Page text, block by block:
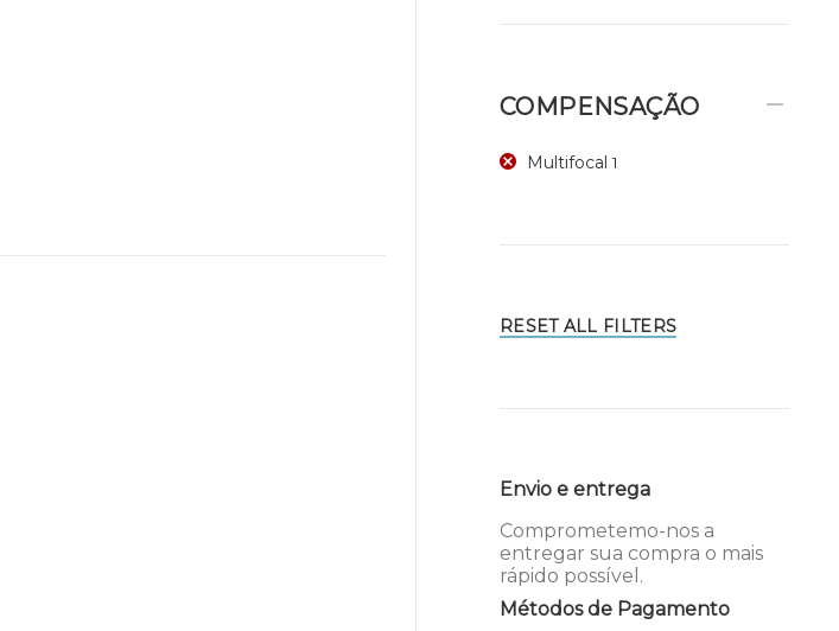
COMPENSAÇÃO
Multifocal 1
RESET ALL FILTERS
Envio e entrega
Comprometemo-nos a
entregar sua compra o mais
rápido possível.
Métodos de Pagamento